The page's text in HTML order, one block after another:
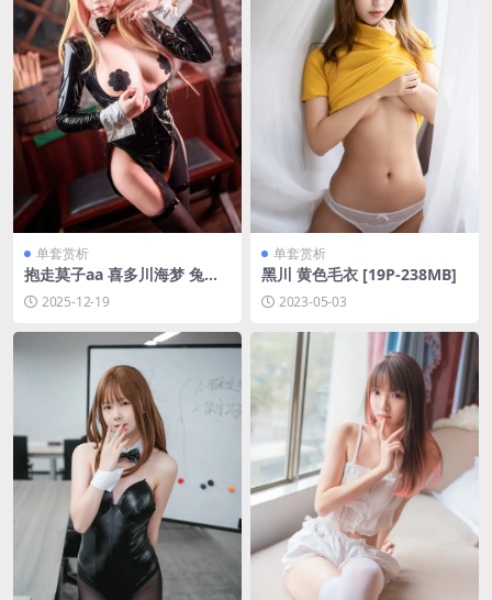
单套赏析
抱走莫子aa 喜多川海梦 兔女
郎[47P-653.8M]
2025-12-19
单套赏析
黑川 黄色毛衣 [19P-238MB]
2023-05-03